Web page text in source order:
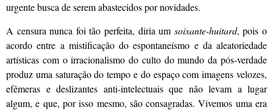
urgente busca de serem abastecidos por novidades.
A censura nunca foi tão perfeita, diria um soixante-huitard, pois o
acordo entre a mistificação do espontaneísmo e da aleatoriedade
artísticas com o irracionalismo do culto do mundo da pós-verdade
produz uma saturação do tempo e do espaço com imagens velozes,
efêmeras e deslizantes anti-intelectuais que não levam a lugar
algum, e que, por isso mesmo, são consagradas. Vivemos uma era